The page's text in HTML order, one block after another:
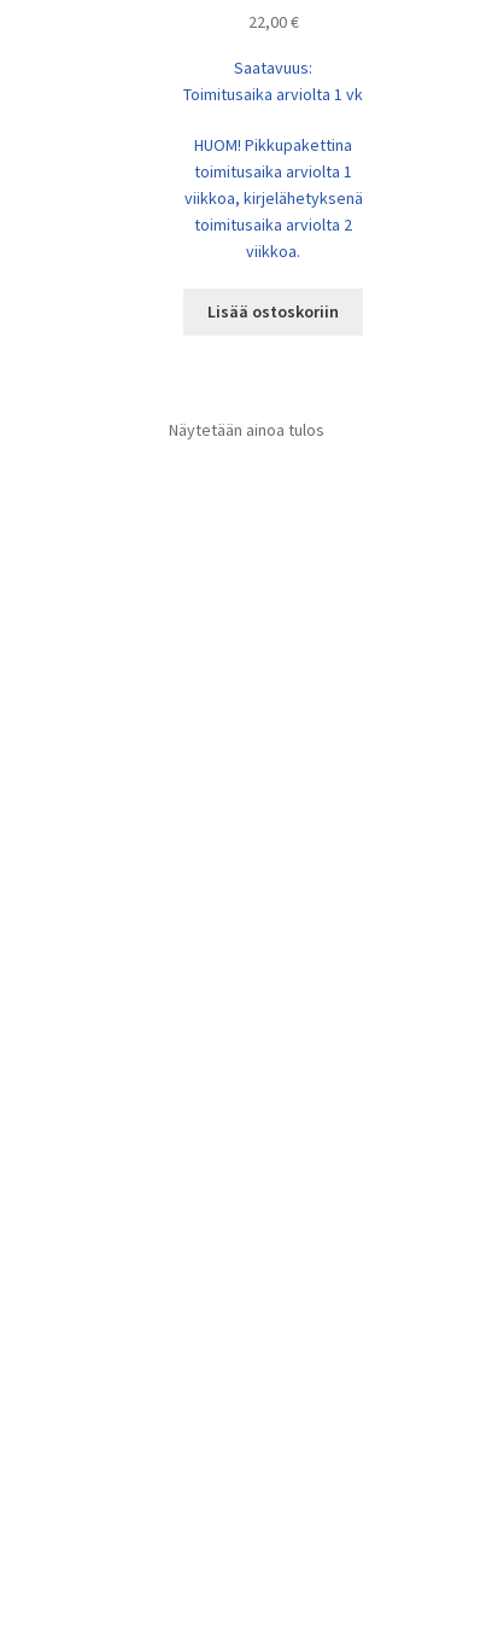
22,00€
Saatavuus:
Toimitusaika arviolta 1 vk
HUOM! Pikkupakettina
toimitusaika arviolta 1
viikkoa, kirjelähetyksenä
toimitusaika arviolta 2
viikkoa.
Lisää ostoskoriin
Näytetään ainoa tulos